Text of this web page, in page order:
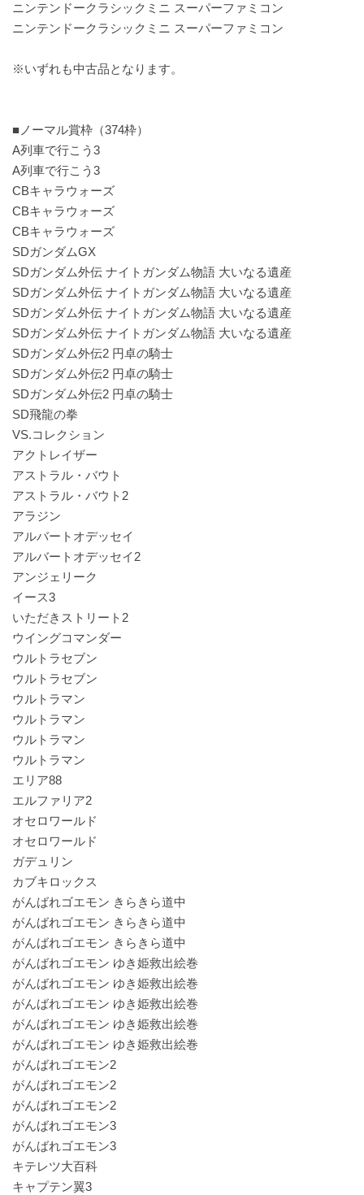
ニンテンドークラシックミニ スーパーファミコン
ニンテンドークラシックミニ スーパーファミコン
※いずれも中古品となります。
■ノーマル賞枠（374枠）
A列車で行こう3
A列車で行こう3
CBキャラウォーズ
CBキャラウォーズ
CBキャラウォーズ
SDガンダムGX
SDガンダム外伝 ナイトガンダム物語 大いなる遺産
SDガンダム外伝 ナイトガンダム物語 大いなる遺産
SDガンダム外伝 ナイトガンダム物語 大いなる遺産
SDガンダム外伝 ナイトガンダム物語 大いなる遺産
SDガンダム外伝2 円卓の騎士
SDガンダム外伝2 円卓の騎士
SDガンダム外伝2 円卓の騎士
SD飛龍の拳
VS.コレクション
アクトレイザー
アストラル・バウト
アストラル・バウト2
アラジン
アルバートオデッセイ
アルバートオデッセイ2
アンジェリーク
イース3
いただきストリート2
ウイングコマンダー
ウルトラセブン
ウルトラセブン
ウルトラマン
ウルトラマン
ウルトラマン
ウルトラマン
エリア88
エルファリア2
オセロワールド
オセロワールド
ガデュリン
カブキロックス
がんばれゴエモン きらきら道中
がんばれゴエモン きらきら道中
がんばれゴエモン きらきら道中
がんばれゴエモン ゆき姫救出絵巻
がんばれゴエモン ゆき姫救出絵巻
がんばれゴエモン ゆき姫救出絵巻
がんばれゴエモン ゆき姫救出絵巻
がんばれゴエモン ゆき姫救出絵巻
がんばれゴエモン2
がんばれゴエモン2
がんばれゴエモン2
がんばれゴエモン3
がんばれゴエモン3
キテレツ大百科
キャプテン翼3